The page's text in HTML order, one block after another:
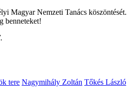
Magyar Nemzeti Tanács köszöntését.
benneteket!
tere Nagymihály Zoltán Tőkés László